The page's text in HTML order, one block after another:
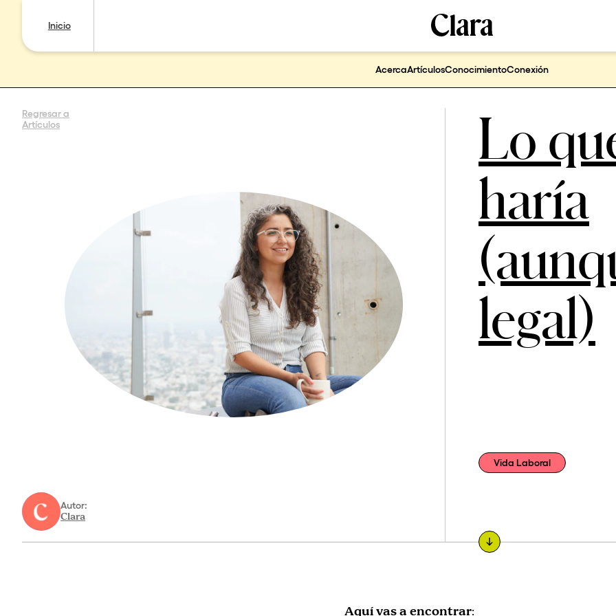
Inicio
AcercaArtículosConocimientoConexión
Regresar a
Artículos
Lo
haría
legal)
Vida Laboral
Autor:
Clara
Aquí vas a encontrar: